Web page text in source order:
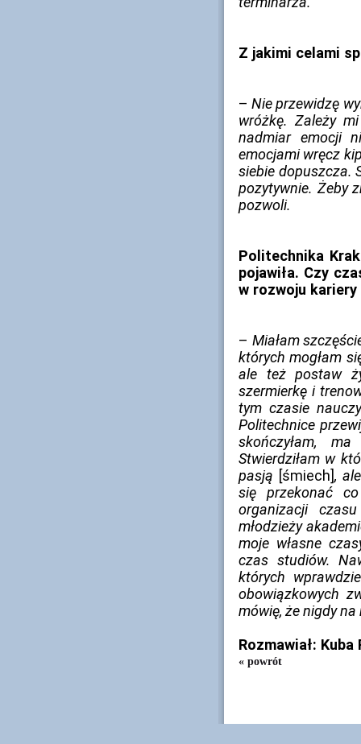
Z jakimi celami
–Nie przewidzę
wróżkę. Zależy
nadmiar emocji
emocjami wręcz
siebie dopuszcza.
pozytywnie. Żeby
pozwoli.
Politechnika
pojawiła. Czy
w rozwoju
­– Miałam
których mogłam
ale też postaw
szermierkę i
tym czasie
Politechnice
skończyłam,
Stwierdziłam w
pasją [śmiech],
się przekonać
organizacji
młodzieży
moje własne
czas studiów.
których
obowiązkowych
mówię, że nigdy
Rozmawiał: Kuba
« powrót